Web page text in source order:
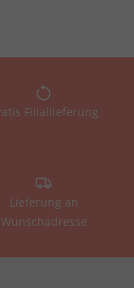
Filiallieferung
Lieferung an
Wunschadresse